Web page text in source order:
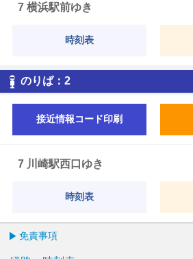
7 横浜駅前ゆき
時刻表
のりば： 2
接近情報コード印刷
7 川崎駅西口ゆき
時刻表
免責事項